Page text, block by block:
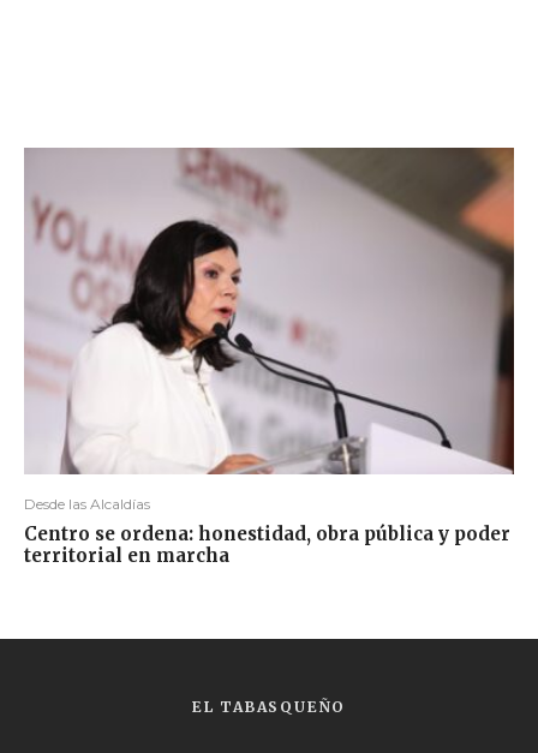
Desde las Alcaldías
Centro se ordena: honestidad, obra pública y poder
territorial en marcha
EL TABASQUEÑO